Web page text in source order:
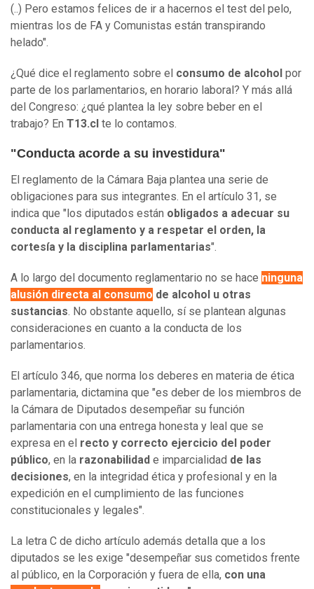
(..) Pero estamos felices de ir a hacernos el test del pelo,
mientras los de FA y Comunistas están transpirando
helado".
¿Qué dice el reglamento sobre el consumo de alcohol por
parte de los parlamentarios, en horario laboral? Y más allá
del Congreso: ¿qué plantea la ley sobre beber en el
trabajo? En T13.cl te lo contamos.
"Conducta acorde a su investidura"
El reglamento de la Cámara Baja plantea una serie de
obligaciones para sus integrantes. En el artículo 31, se
indica que "los diputados están obligados a adecuar su
conducta al reglamento y a respetar el orden, la
cortesía y la disciplina parlamentarias".
A lo largo del documento reglamentario no se hace ninguna
alusión directa al consumo de alcohol u otras
sustancias. No obstante aquello, sí se plantean algunas
consideraciones en cuanto a la conducta de los
parlamentarios.
El artículo 346, que norma los deberes en materia de ética
parlamentaria, dictamina que "es deber de los miembros de
la Cámara de Diputados desempeñar su función
parlamentaria con una entrega honesta y leal que se
expresa en el recto y correcto ejercicio del poder
público, en la razonabilidad e imparcialidad de las
decisiones, en la integridad ética y profesional y en la
expedición en el cumplimiento de las funciones
constitucionales y legales".
La letra C de dicho artículo además detalla que a los
diputados se les exige "desempeñar sus cometidos frente
al público, en la Corporación y fuera de ella, con una